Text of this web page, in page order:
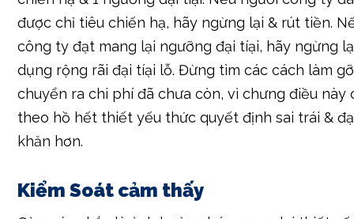
10.000 việt nam đồng, còn chỉ cược 1 phần gì đấy
ván.
Đặt Ra Mục Tiêu Thắng/Thua
Lúc trước nguồn nơi bắt đầu nghịch, hãy đặt ra 1
được chỉ tiêu chiến hạ, hãy ngừng lại & rút tiền.
công ty đạt mang lại ngưỡng đại tíại, hãy ngừng